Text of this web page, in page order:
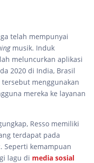
telah mempunyai
musik. Induk
meluncurkan aplikasi
2020 di India, Brasil
menggunakan
mereka ke layanan
Resso memiliki
terdapat pada
Seperti kemampuan
lagu di media sosial